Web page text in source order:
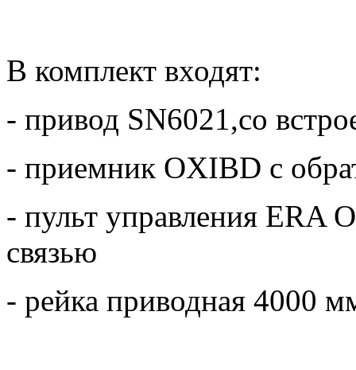
В комплект входят:
- привод SN6021,со
- приемник OXIBD с
- пульт управления ERA
связью
- рейка приводная 4000